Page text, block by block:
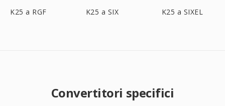
K25 a RGF K25 a SIX K25 a SIXEL
Convertitori specifici